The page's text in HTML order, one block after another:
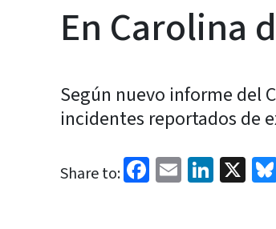
En Carolina
Según nuevo informe del
incidentes reportados de
Share to: Facebook
Email X